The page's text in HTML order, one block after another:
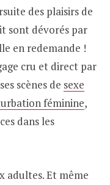
des plaisirs de
sont dévorés par
en redemande !
cru et direct par
scènes de sexe
féminine,
dans les
adultes. Et même